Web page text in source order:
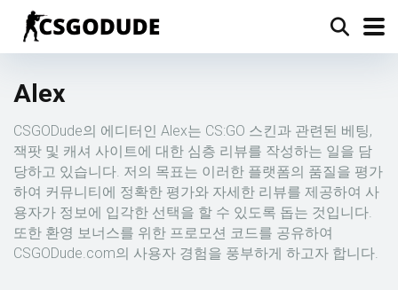
Alex
CSGODude의 에디터인 Alex는 CS:GO 스킨과 관련된 베팅,
잭팟 및 캐셔 사이트에 대한 심층 리뷰를 작성하는 일을 담
당하고 있습니다. 저의 목표는 이러한 플랫폼의 품질을 평가
하여 커뮤니티에 정확한 평가와 자세한 리뷰를 제공하여 사
용자가 정보에 입각한 선택을 할 수 있도록 돕는 것입니다.
또한 환영 보너스를 위한 프로모션 코드를 공유하여
CSGODude.com의 사용자 경험을 풍부하게 하고자 합니다.